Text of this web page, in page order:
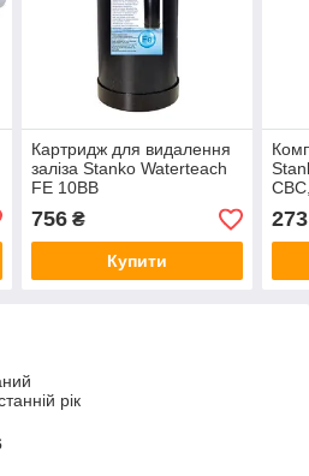
Картридж для видалення
заліза Stanko Waterteach
FE 10BB
756₴
Купити
273
рік